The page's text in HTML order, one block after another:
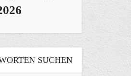
SUCHEN